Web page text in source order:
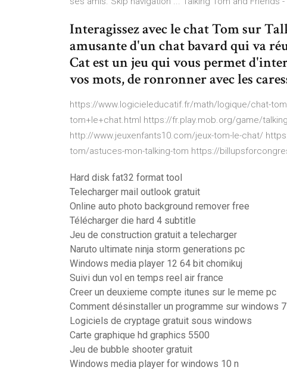
Interagissez avec le chat Tom sur
amusante d'un chat bavard qui va
Cat est un jeu qui vous permet
vos mots, de ronronner avec les
https://www.logicieleducatif.fr/math/logique/chat-
tom+le+chat.html https://fr.play.mob.org/game/
http://www.jeuxenfants10.com/jeux-tom-le-chat/
tom/astuces-mon-talking-tom https://
Hard disk fat32 format tool
Telecharger mail outlook gratuit
Online auto photo background remover free
Télécharger die hard 4 subtitle
Jeu de construction gratuit a telecharger
Naruto ultimate ninja storm generations pc
Windows media player 12 64 bit chomikuj
Suivi dun vol en temps reel air france
Creer un deuxieme compte itunes sur le meme pc
Comment désinstaller un programme sur windows
Logiciels de cryptage gratuit sous windows
Carte graphique hd graphics 5500
Jeu de bubble shooter gratuit
Windows media player for windows 10 n